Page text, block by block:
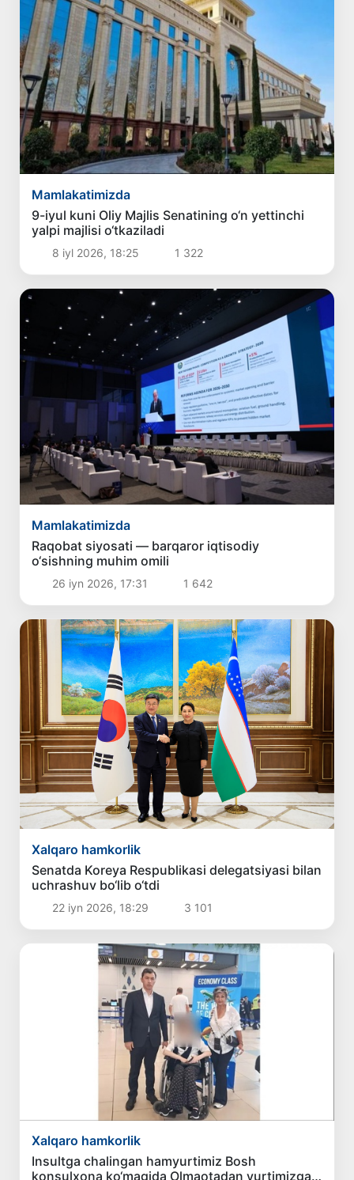
Mamlakatimizda
9-iyul kuni Oliy Majlis Senatining o‘n yettinchi
yalpi majlisi o‘tkaziladi
8 iyl 2026, 18:25 1 322
Mamlakatimizda
Raqobat siyosati — barqaror iqtisodiy
o‘sishning muhim omili
26 iyn 2026, 17:31 1 642
Xalqaro hamkorlik
Senatda Koreya Respublikasi delegatsiyasi bilan
uchrashuv bo‘lib o‘tdi
22 iyn 2026, 18:29 3 101
Xalqaro hamkorlik
Insultga chalingan hamyurtimiz Bosh
konsulxona ko‘magida Olmaotadan yurtimizga